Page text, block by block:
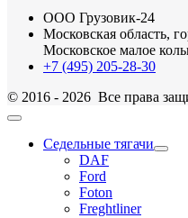
ООО Грузовик-24
Московская область,
Московское малое
+7 (495) 205-28-30
© 2016 - 2026 Все права
Седельные тягачи
DAF
Ford
Foton
Freghtliner